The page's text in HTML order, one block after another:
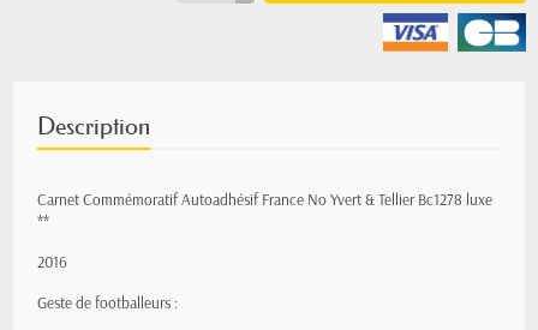
Description
Carnet Commémoratif Autoadhésif France No Yvert & Tellier Bc1278 luxe
**
2016
Geste de footballeurs :